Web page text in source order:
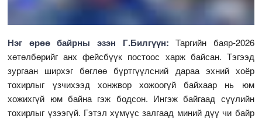
Нэг өрөө байрны эзэн Г.Билгүүн: Таргийн баяр-2026
хөтөлбөрийг анх фейсбүүк постоос харж байсан. Тэгээд
зургаан ширхэг бөглөө бүртгүүлсний дараа эхний хоёр
тохирлыг үзчихээд хонжвор хожоогүй байхаар нь юм
хожихгүй юм байна гэж бодсон. Ингэж байгаад сүүлийн
тохирлыг үзээгүй. Гэтэл хүмүүс залгаад миний дүү чи байр